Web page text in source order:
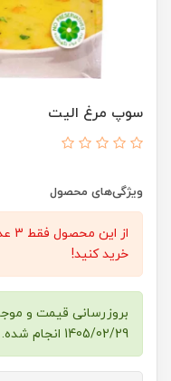
سوپ مرغ الیت
ویژگی‌های محصول
خرید کنید!
بروزرسانی قیمت و
1405/02/29 انجام شده.